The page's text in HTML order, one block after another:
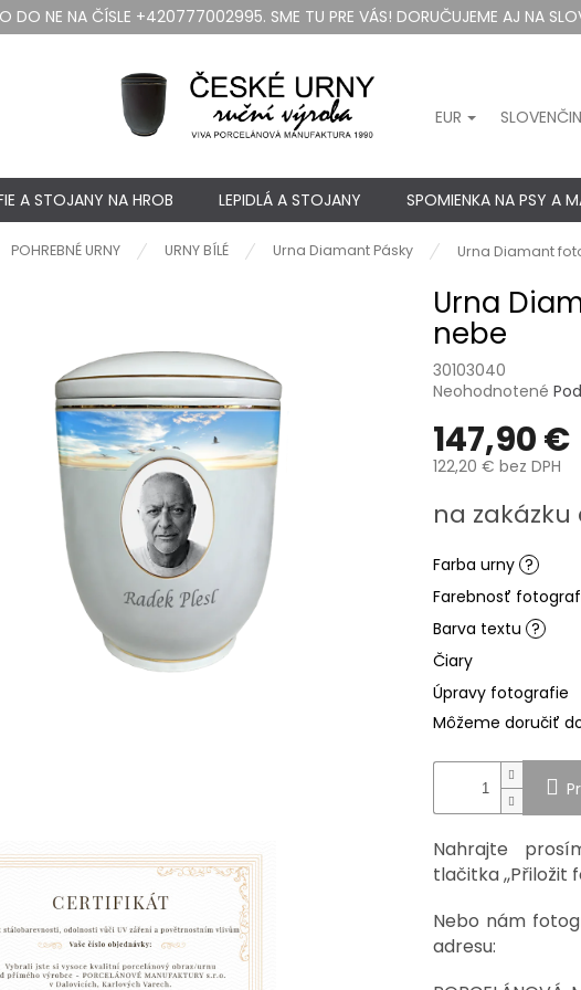
DO NE NA ČÍSLE +420777002995. SME TU PRE VÁS! DORUČUJEME AJ NA
EUR
A STOJANY NA HROB LEPIDLÁ A STOJANY SPOMIENKA NA PSY A
POHREBNÉ URNY URNY BÍLÉ Urna Diamant Pásky Urna Diamant
Urna
nebe
30103040
Priemerné
produktu
je
0,0
5
Neohodnotené
147,90 €
122,20 € bez DPH
cena:
na zakázku
Farba urny ?
Farebnosť
Barva textu ?
Čiary
Úpravy fotografie
Môžeme doručiť
Nahrajte
tlačitka ,,Přiložit
Nebo nám
adresu: